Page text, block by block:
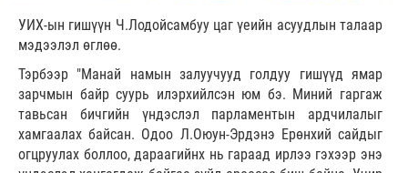
УИХ-ын гишүүн Ч.Лодойсамбуу цаг үеийн асуудлын талаар
мэдээлэл өглөө.
Тэрбээр "Манай намын залуучууд голдуу гишүүд ямар
зарчмын байр суурь илэрхийлсэн юм бэ. Миний гаргаж
тавьсан бичгийн үндэслэл парламентын ардчилалыг
хамгаалах байсан. Одоо Л.Оюун-Эрдэнэ Ерөнхий сайдыг
огцруулах боллоо, дараагийнх нь гараад ирлээ гэхээр энэ